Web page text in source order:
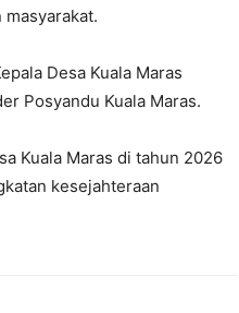
Desa Kuala Maras
Posyandu Kuala Maras.
Kuala Maras di tahun 2026
kesejahteraan